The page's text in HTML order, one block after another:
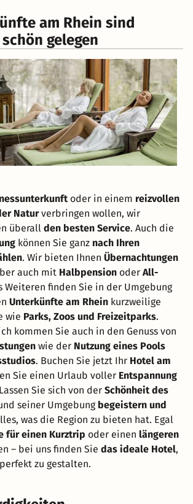
am Rhein sind
gelegen
oder in einem reizvollen
Naturverbringen wollen, wir
überall den besten Service. Auch die
können Sie ganz nach Ihren
. Wir bieten Ihnen Übernachtungen
auch mit Halbpension oder All-
Weiteren finden Sie in der Umgebung
Unterkünfte am Rhein kurzweilige
wie Parks, Zoos und Freizeitparks.
kommen Sie auch in den Genuss von
wie der Nutzung eines Pools
. Buchen Sie jetzt Ihr Hotel am
Sie einen Urlaub voller Entspannung
Sie sich von der Schönheit des
seiner Umgebung begeistern und
was die Region zu bieten hat. Egal
für einen Kurztrip oder einen längeren
– bei uns finden Sie das ideale Hotel,
perfekt zu gestalten.